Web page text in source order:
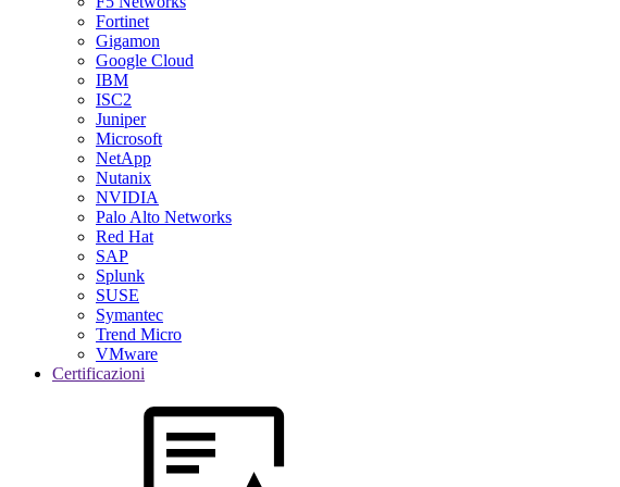
Fortinet
Gigamon
Google Cloud
IBM
ISC2
Juniper
Microsoft
NetApp
Nutanix
NVIDIA
Palo Alto Networks
Red Hat
SAP
Splunk
SUSE
Symantec
Trend Micro
VMware
Certificazioni